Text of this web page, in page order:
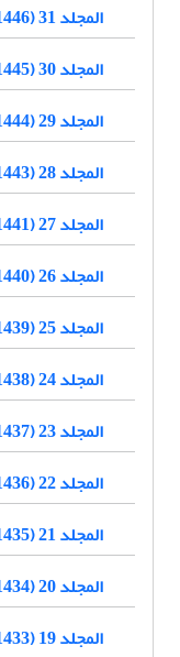
المجلد 31 (1446)
المجلد 30 (1445)
المجلد 29 (1444)
المجلد 28 (1443)
المجلد 27 (1441)
المجلد 26 (1440)
المجلد 25 (1439)
المجلد 24 (1438)
المجلد 23 (1437)
المجلد 22 (1436)
المجلد 21 (1435)
المجلد 20 (1434)
المجلد 19 (1433)